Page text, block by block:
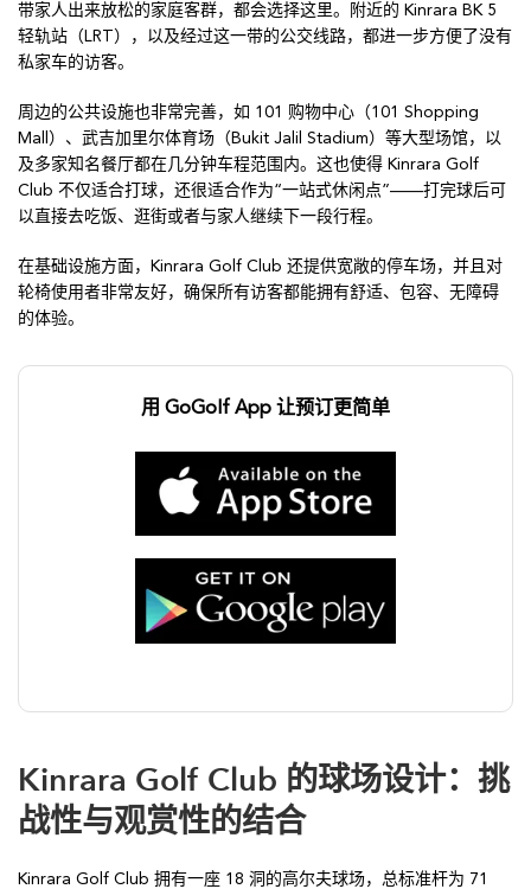
带家人出来放松的家庭客群，都会选择这里。附近的 Kinrara BK 5
轻轨站（LRT），以及经过这一带的公交线路，都进一步方便了没有
私家车的访客。
周边的公共设施也非常完善，如 101 购物中心（101 Shopping
Mall）、武吉加里尔体育场（Bukit Jalil Stadium）等大型场馆，以
及多家知名餐厅都在几分钟车程范围内。这也使得 Kinrara Golf
Club 不仅适合打球，还很适合作为“一站式休闲点”——打完球后可
以直接去吃饭、逛街或者与家人继续下一段行程。
在基础设施方面，Kinrara Golf Club 还提供宽敞的停车场，并且对
轮椅使用者非常友好，确保所有访客都能拥有舒适、包容、无障碍
的体验。
用 GoGolf App 让预订更简单
Kinrara Golf Club 的球场设计：挑
战性与观赏性的结合
Kinrara Golf Club 拥有一座 18 洞的高尔夫球场，总标准杆为 71